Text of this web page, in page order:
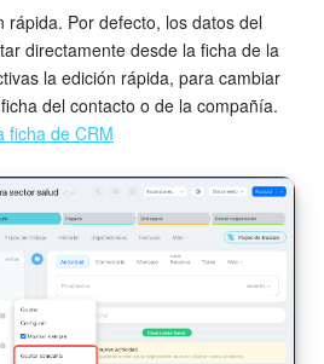
rápida. Por defecto, los datos del
directamente desde la ficha de la
la edición rápida, para cambiar
del contacto o de la compañía.
ficha de CRM